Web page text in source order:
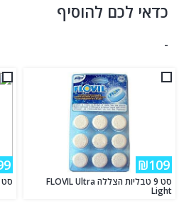
כדאי לכם להוסיף
-
₪109
סט 9 טבליות הצללה FLOVIL Ultra
Light
סט